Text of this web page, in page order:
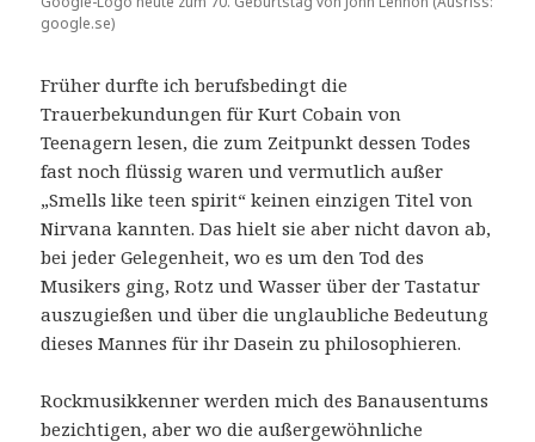
google.se)
Früher durfte ich berufsbedingt die
Trauerbekundungen für Kurt Cobain von
Teenagern lesen, die zum Zeitpunkt dessen Todes
fast noch flüssig waren und vermutlich außer
„Smells like teen spirit“ keinen einzigen Titel von
Nirvana kannten. Das hielt sie aber nicht davon ab,
bei jeder Gelegenheit, wo es um den Tod des
Musikers ging, Rotz und Wasser über der Tastatur
auszugießen und über die unglaubliche Bedeutung
dieses Mannes für ihr Dasein zu philosophieren.
Rockmusikkenner werden mich des Banausentums
bezichtigen, aber wo die außergewöhnliche